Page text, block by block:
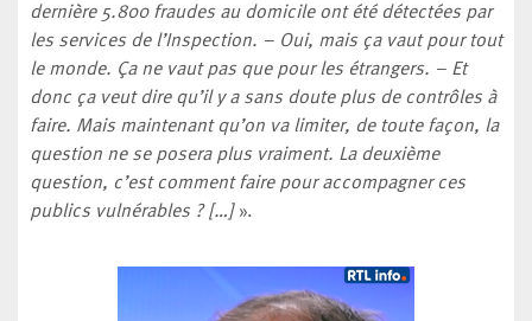
dernière 5.800 fraudes au domicile ont été détectées par
les services de l’Inspection. – Oui, mais ça vaut pour tout
le monde. Ça ne vaut pas que pour les étrangers. – Et
donc ça veut dire qu’il y a sans doute plus de contrôles à
faire. Mais maintenant qu’on va limiter, de toute façon, la
question ne se posera plus vraiment. La deuxième
question, c’est comment faire pour accompagner ces
publics vulnérables ? […]».